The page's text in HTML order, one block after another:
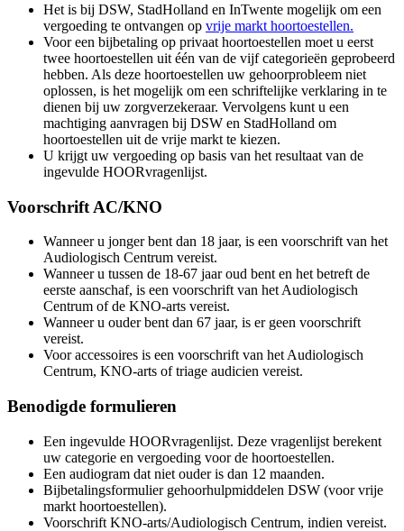
Het is bij DSW, StadHolland en InTwente mogelijk om een
vergoeding te ontvangen op vrije markt hoortoestellen.
Voor een bijbetaling op privaat hoortoestellen moet u eerst
twee hoortoestellen uit één van de vijf categorieën geprobeerd
hebben. Als deze hoortoestellen uw gehoorprobleem niet
oplossen, is het mogelijk om een schriftelijke verklaring in te
dienen bij uw zorgverzekeraar. Vervolgens kunt u een
machtiging aanvragen bij DSW en StadHolland om
hoortoestellen uit de vrije markt te kiezen.
U krijgt uw vergoeding op basis van het resultaat van de
ingevulde HOORvragenlijst.
Voorschrift AC/KNO
Wanneer u jonger bent dan 18 jaar, is een voorschrift van het
Audiologisch Centrum vereist.
Wanneer u tussen de 18-67 jaar oud bent en het betreft de
eerste aanschaf, is een voorschrift van het Audiologisch
Centrum of de KNO-arts vereist.
Wanneer u ouder bent dan 67 jaar, is er geen voorschrift
vereist.
Voor accessoires is een voorschrift van het Audiologisch
Centrum, KNO-arts of triage audicien vereist.
Benodigde formulieren
Een ingevulde HOORvragenlijst. Deze vragenlijst berekent
uw categorie en vergoeding voor de hoortoestellen.
Een audiogram dat niet ouder is dan 12 maanden.
Bijbetalingsformulier gehoorhulpmiddelen DSW (voor vrije
markt hoortoestellen).
Voorschrift KNO-arts/Audiologisch Centrum, indien vereist.